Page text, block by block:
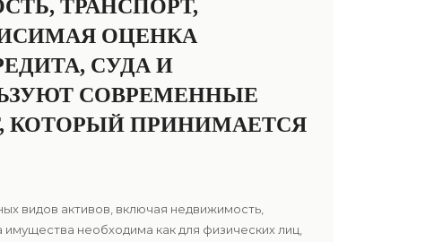
ТРАНСПОРТ,
ОЦЕНКА
СУДА И
СОВРЕМЕННЫЕ
ПРИНИМАЕТСЯ
видов активов, включая недвижимость,
необходима как для физических лиц,